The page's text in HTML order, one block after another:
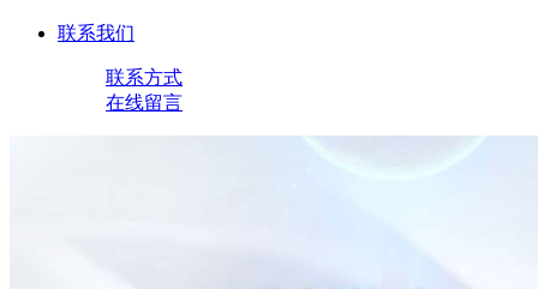
联系我们
联系方式
在线留言